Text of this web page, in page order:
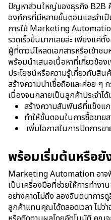
ปัญหาส่วนใหญ่ของธุรกิจ B2B
องค์กรที่มีหลายขั้นตอนและจำเ
การใช้ Marketing
รวดเร็วขึ้นมากเลยล่ะ เพียงแค่
ผู้ที่ดาวน์โหลดเอกสารหรือเข้า
พร้อมนำเสนอเนื้อหาที่เกี่ยวข้อง
ประโยชน์หรือความรู้เกี่ยวกับสิ
สร้างความน่าเชื่อถือและค่อย ๆ
เนื่องจนกลายเป็นลูกค้าประจำได้
สร้างความสัมพันธ์ที่แข็งแ
ทำให้ขั้นตอนในการซื้อขาย
เพิ่มโอกาสในการปิดการข
พร้อมเริ่มต้นหรือยั
Marketing Automationอา
เป็นเครื่องมือที่ช่วยให้การทำง
อย่างคาดไม่ถึง ลองจินตนาการ
ลูกค้าแทนคุณได้ตลอดเวลา ไม่ว่